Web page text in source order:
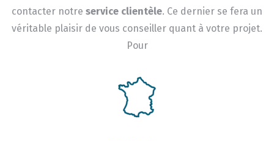
contacter notre service clientèle. Ce dernier se fera un
véritable plaisir de vous conseiller quant à votre projet.
Pour